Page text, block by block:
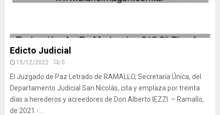
Edicto Judicial
15/12/2022 0
El Juzgado de Paz Letrado de RAMALLO, Secretaría Única, del
Departamento Judicial San Nicolás, cita y emplaza por treinta
días a herederos y acreedores de Don Alberto IEZZI. – Ramallo,
de 2021.-...